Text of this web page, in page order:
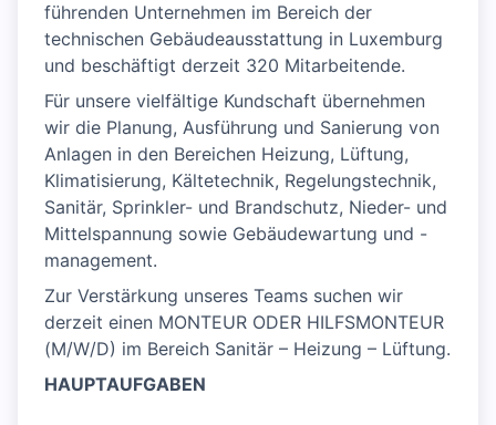
führenden Unternehmen im Bereich der
technischen Gebäudeausstattung in Luxemburg
und beschäftigt derzeit 320 Mitarbeitende.
Für unsere vielfältige Kundschaft übernehmen
wir die Planung, Ausführung und Sanierung von
Anlagen in den Bereichen Heizung, Lüftung,
Klimatisierung, Kältetechnik, Regelungstechnik,
Sanitär, Sprinkler- und Brandschutz, Nieder- und
Mittelspannung sowie Gebäudewartung und -
management.
Zur Verstärkung unseres Teams suchen wir
derzeit einen MONTEUR ODER HILFSMONTEUR
(M/W/D) im Bereich Sanitär – Heizung – Lüftung.
HAUPTAUFGABEN